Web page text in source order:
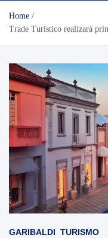
Home
Trade Turístico realizará
GARIBALDI TURISMO